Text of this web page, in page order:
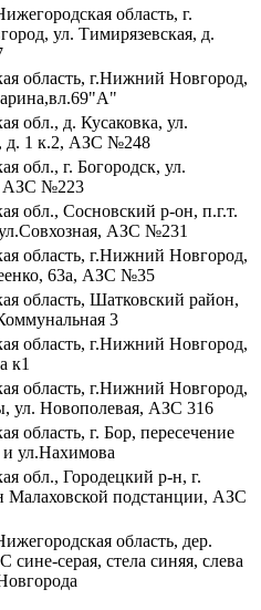
область, г.
ул. Тимирязевская, д.
область, г.Нижний Новгород,
обл., д. Кусаковка, ул.
д. 1 к.2, АЗС №248
обл., г. Богородск, ул.
АЗС №223
обл., Сосновский р-он, п.г.т.
АЗС №231
область, г.Нижний Новгород,
63а, АЗС №35
область, Шатковский район,
3
область, г.Нижний Новгород,
к1
область, г.Нижний Новгород,
ул. Новополевая, АЗС 316
область, г. Бор, пересечение
и ул.Нахимова
обл., Городецкий р-н, г.
Малаховской подстанции, АЗС
область, дер.
сине-серая, стела синяя, слева